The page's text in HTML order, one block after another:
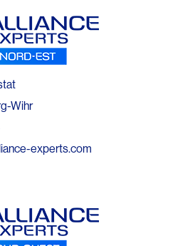
Wihr
experts.com